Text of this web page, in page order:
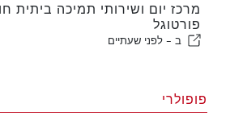
מרכז יום ושירותי תמיכה ביתית
פורטוגל
ב - לפני שעתיים
פופולרי